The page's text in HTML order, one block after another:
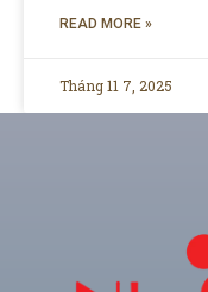
READ MORE »
Tháng 11 7, 2025